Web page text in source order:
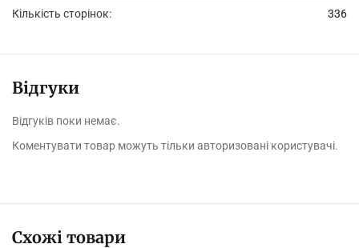
Кількість сторінок: 336
Відгуки
Відгуків поки немає.
Коментувати товар можуть тільки авторизовані користувачі.
Схожі товари